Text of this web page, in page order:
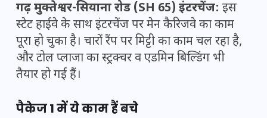
गढ़ मुक्तेश्वर-सियाना रोड (SH 65) इंटरचेंज: इस
स्टेट हाईवे के साथ इंटरचेंज पर मेन कैरिजवे का काम
पूरा हो चुका है। चारों रैंप पर मिट्टी का काम चल रहा है,
और टोल प्लाजा का स्ट्रक्चर व एडमिन बिल्डिंग भी
तैयार हो गई हैं।
पैकेज 1 में ये काम हैं बचे